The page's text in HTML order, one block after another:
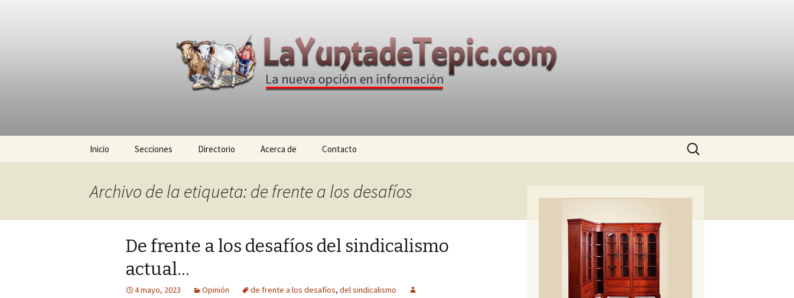
La Yunta de Tepic
Inicio Secciones
Deportes
Directorio Acerca de Contacto
Buscar:
Archivo de la etiqueta: de frente a los desafíos
De frente a los desafíos del sindicalismo
actual…
4 mayo, 2023 Opinión de frente a los desafíos, del sindicalismo